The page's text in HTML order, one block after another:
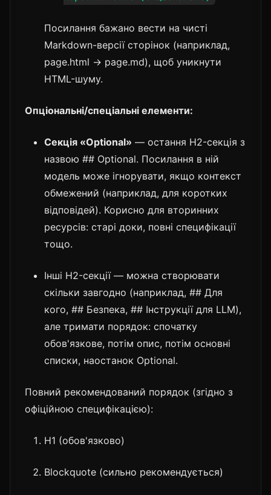
Посилання бажано вести на чисті
Markdown-версії сторінок (наприклад,
page.html → page.md), щоб уникнути
HTML-шуму.
Опціональні/спеціальні елементи:
Секція «Optional» — остання H2-секція з
назвою ## Optional. Посилання в ній
модель може ігнорувати, якщо контекст
обмежений (наприклад, для коротких
відповідей). Корисно для вторинних
ресурсів: старі доки, повні специфікації
тощо.
Інші H2-секції — можна створювати
скільки завгодно (наприклад, ## Для
кого, ## Безпека, ## Інструкції для LLM),
але тримати порядок: спочатку
обов'язкове, потім опис, потім основні
списки, наостанок Optional.
Повний рекомендований порядок (згідно з
офіційною специфікацією):
H1 (обов'язково)
Blockquote (сильно рекомендується)